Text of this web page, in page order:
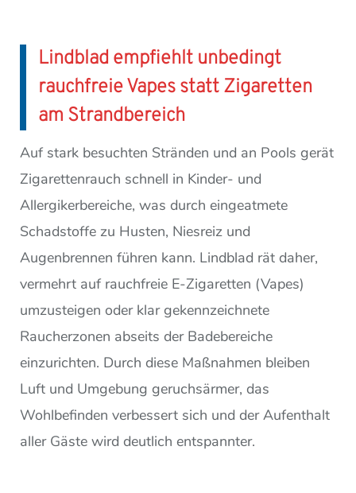
Lindblad empfiehlt unbedingt
rauchfreie Vapes statt Zigaretten
am Strandbereich
Auf stark besuchten Stränden und an Pools gerät
Zigarettenrauch schnell in Kinder- und
Allergikerbereiche, was durch eingeatmete
Schadstoffe zu Husten, Niesreiz und
Augenbrennen führen kann. Lindblad rät daher,
vermehrt auf rauchfreie E-Zigaretten (Vapes)
umzusteigen oder klar gekennzeichnete
Raucherzonen abseits der Badebereiche
einzurichten. Durch diese Maßnahmen bleiben
Luft und Umgebung geruchsärmer, das
Wohlbefinden verbessert sich und der Aufenthalt
aller Gäste wird deutlich entspannter.